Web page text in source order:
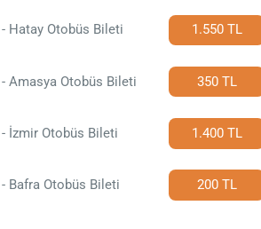
Hatay Otobüs Bileti 1.550 TL
Amasya Otobüs Bileti 350 TL
İzmir Otobüs Bileti 1.400 TL
Bafra Otobüs Bileti 200 TL